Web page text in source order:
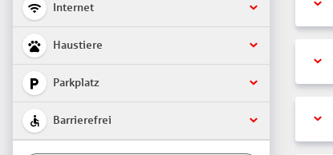
Internet
Haustiere
Parkplatz
Barrierefrei